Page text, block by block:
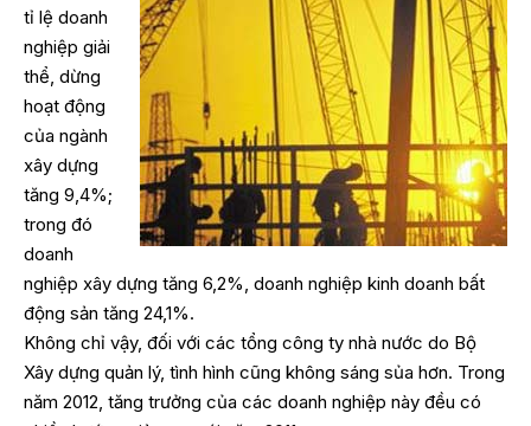
tỉ lệ doanh
nghiệp giải
thể, dừng
hoạt động
của ngành
xây dựng
tăng 9,4%;
trong đó
doanh
nghiệp xây dựng tăng 6,2%, doanh nghiệp kinh doanh bất
động sản tăng 24,1%.
Không chỉ vậy, đối với các tổng công ty nhà nước do Bộ
Xây dựng quản lý, tình hình cũng không sáng sủa hơn. Trong
năm 2012, tăng trưởng của các doanh nghiệp này đều có